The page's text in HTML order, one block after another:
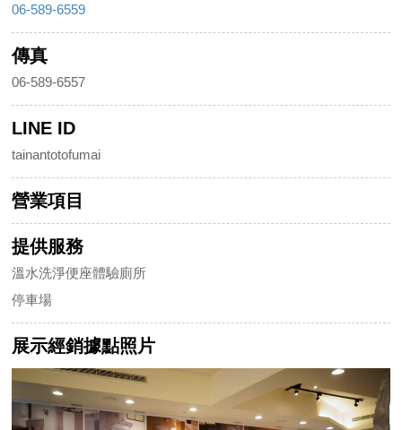
06-589-6559
傳真
06-589-6557
LINE ID
tainantotofumai
營業項目
提供服務
溫水洗淨便座體驗廁所
停車場
展示經銷據點照片